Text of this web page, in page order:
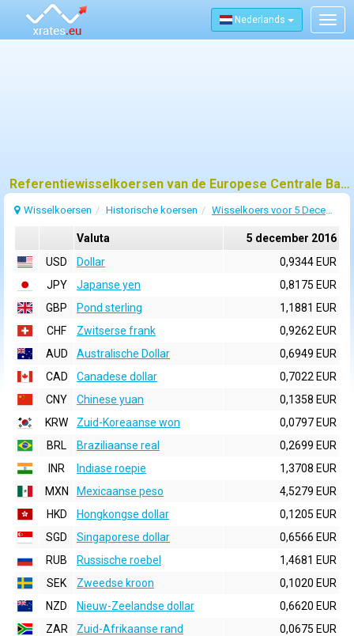
Nederlands
Referentiewisselkoersen van de Europese Centrale Bank (ECB) voor 5 december 2016
Wisselkoersen Historische koersen Wisselkoers voor 5 December 2016
Valuta
5 december 2016
USD
Dollar
0,9344 EUR
JPY
Japanse yen
0,8175 EUR
GBP
Pond sterling
1,1881 EUR
CHF
Zwitserse frank
0,9262 EUR
AUD
Australische Dollar
0,6949 EUR
CAD
Canadese dollar
0,7022 EUR
CNY
Chinese yuan
0,1358 EUR
KRW
Zuid-Koreaanse won
0,0797 EUR
BRL
Braziliaanse real
0,2699 EUR
INR
Indiase roepie
1,3708 EUR
MXN
Mexicaanse peso
4,5279 EUR
HKD
Hongkongse dollar
0,1205 EUR
SGD
Singaporese dollar
0,6566 EUR
RUB
Russische roebel
1,4681 EUR
SEK
Zweedse kroon
0,1020 EUR
NZD
Nieuw-Zeelandse dollar
0,6620 EUR
ZAR
Zuid-Afrikaanse rand
0,0675 EUR